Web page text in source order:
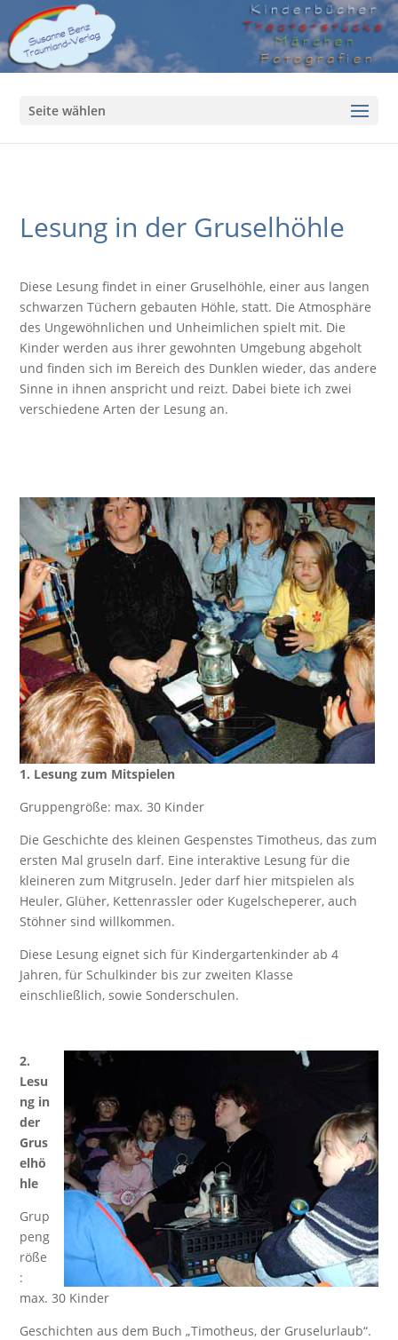
Seite wählen
Lesung in der Gruselhöhle
Diese Lesung findet in einer Gruselhöhle, einer aus langen
schwarzen Tüchern gebauten Höhle, statt. Die Atmosphäre
des Ungewöhnlichen und Unheimlichen spielt mit. Die
Kinder werden aus ihrer gewohnten Umgebung abgeholt
und finden sich im Bereich des Dunklen wieder, das andere
Sinne in ihnen anspricht und reizt. Dabei biete ich zwei
verschiedene Arten der Lesung an.
1. Lesung zum Mitspielen
Gruppengröße: max. 30 Kinder
Die Geschichte des kleinen Gespenstes Timotheus, das zum
ersten Mal gruseln darf. Eine interaktive Lesung für die
kleineren zum Mitgruseln. Jeder darf hier mitspielen als
Heuler, Glüher, Kettenrassler oder Kugelscheperer, auch
Stöhner sind willkommen.
Diese Lesung eignet sich für Kindergartenkinder ab 4
Jahren, für Schulkinder bis zur zweiten Klasse
einschließlich, sowie Sonderschulen.
2.
Lesu
ng in
der
Grus
elhö
hle
Grup
peng
röße
:
max. 30 Kinder
Geschichten aus dem Buch „Timotheus, der Gruselurlaub“.